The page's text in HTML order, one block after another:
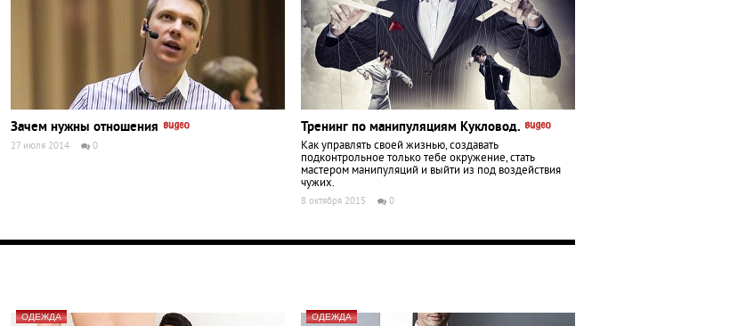
Зачем нужны отношения
27 июля 2014 0
Тренинг по манипуляциям Кукловод.
Как управлять своей жизнью, создавать
подконтрольное только тебе окружение, стать
мастером манипуляций и выйти из под воздействия
чужих.
8 октября 2015 0
ОДЕЖДА ОДЕЖДА